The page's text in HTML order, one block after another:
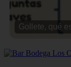
Gollete, qué